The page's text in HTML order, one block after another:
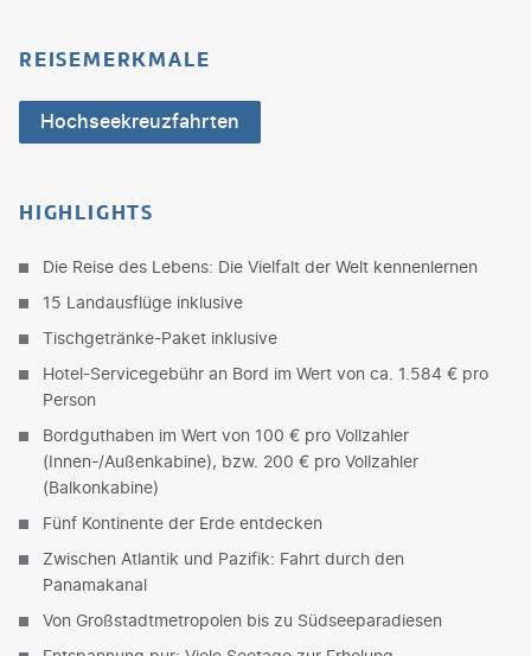
REISEMERKMALE
Hochseekreuzfahrten
HIGHLIGHTS
Die Reise des Lebens: Die Vielfalt der Welt kennenlernen
15 Landausflüge inklusive
Tischgetränke-Paket inklusive
Hotel-Servicegebühr an Bord im Wert von ca. 1.584 € pro
Person
Bordguthaben im Wert von 100 € pro Vollzahler
(Innen-/Außenkabine), bzw. 200 € pro Vollzahler
(Balkonkabine)
Fünf Kontinente der Erde entdecken
Zwischen Atlantik und Pazifik: Fahrt durch den
Panamakanal
Von Großstadtmetropolen bis zu Südseeparadiesen